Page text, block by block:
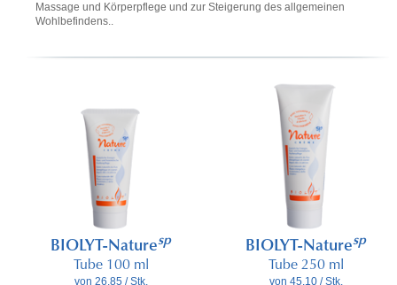
Massage und Körperpflege und zur Steigerung des allgemeinen
Wohlbefindens..
BIOLYT-Naturesp
Tube 100 ml
von 26.85 / Stk.
BIOLYT-Naturesp
Tube 250 ml
von 45.10 / Stk.